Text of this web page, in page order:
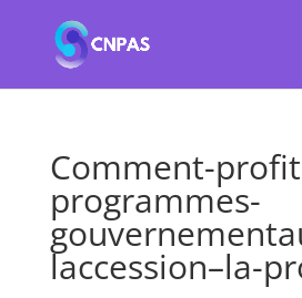
Comment-
programmes-
laccession–la-